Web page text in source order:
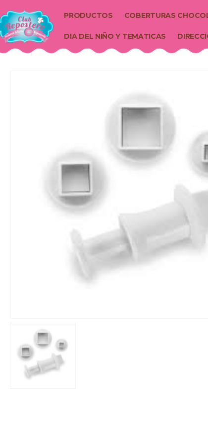
PRODUCTOS COBERTURAS
DIA DEL NIÑO Y TEMATICAS